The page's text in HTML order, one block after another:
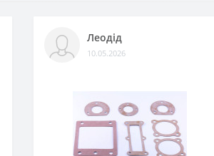
Леодід
10.05.2026